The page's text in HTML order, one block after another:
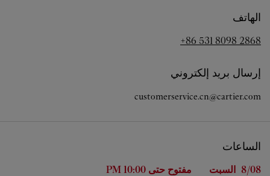
الهاتف
+86 531 8098 2868
إرسال بريد إلكتروني
customerservice.cn@cartier.com
الساعات
اليوم من الأسبوع الساعات 8/08 السبت مفتوح حتى 10:00 PM